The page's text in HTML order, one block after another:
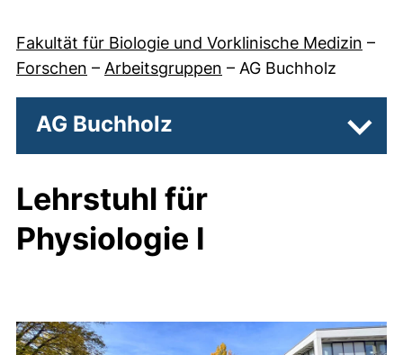
Fakultät für Biologie und Vorklinische Medizin –
Forschen – Arbeitsgruppen – AG Buchholz
AG Buchholz
Lehrstuhl für
Physiologie I